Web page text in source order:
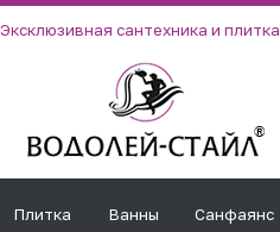
Эксклюзивная сантехника и плитка
Плитка Ванны Санфаянс